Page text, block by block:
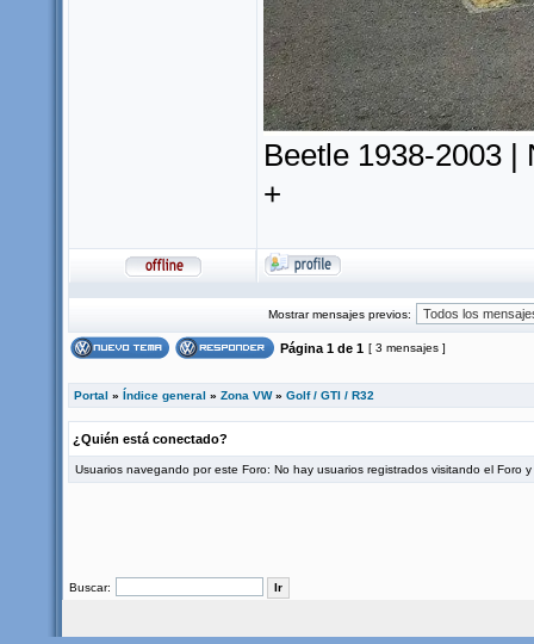
Beetle 1938-2003 |
+
Mostrar mensajes previos:
Página 1 de 1 [ 3 mensajes ]
Portal » Índice general » Zona VW» Golf / GTI / R32
¿Quién está conectado?
Usuarios navegando por este Foro: No hay usuarios registrados visitando el Foro
Buscar: